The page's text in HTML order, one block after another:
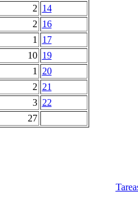
2 14
2 16
1
17
10 19
1
20
2 21
3 22
27